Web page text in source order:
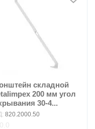
складной
200 мм угол
30-4...
820.2000.50